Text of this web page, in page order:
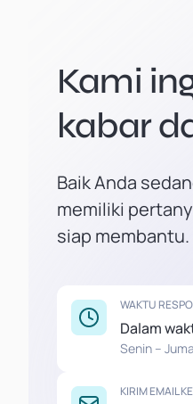
Kami
kabar
Baik Anda
memiliki
siap membantu.
WAKTU
Dalam
Senin –
KIRIM EMAIL